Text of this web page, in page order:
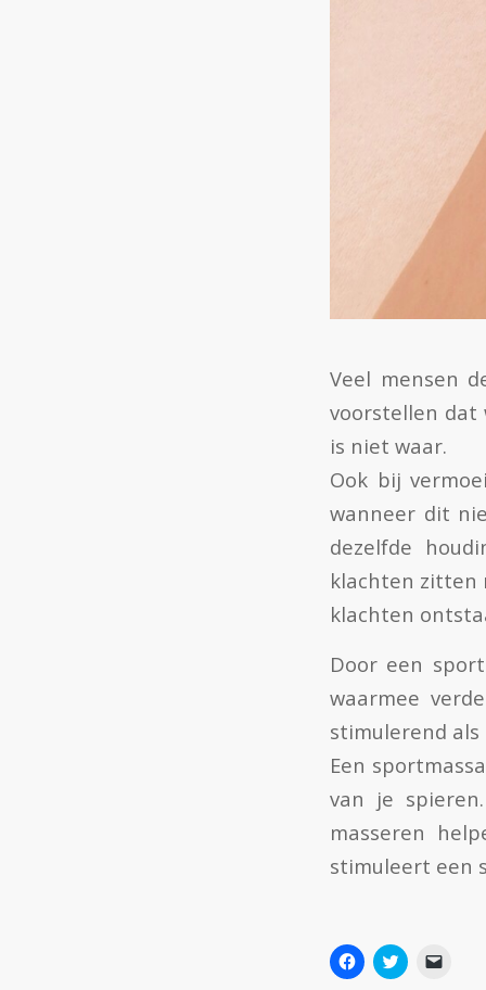
Veel mensen
voorstellen dat
is niet waar.
Ook bij
wanneer dit
dezelfde
klachten zitten
klachten
Door een
waarmee
stimulerend
Een
van je
masseren
stimuleert een
Klik
om
Click
to